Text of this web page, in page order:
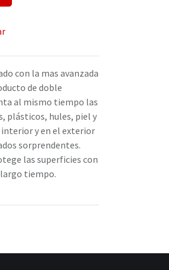
con la mas avanzada
de doble
al mismo tiempo las
plásticos, hules, piel y
interior y en el exterior
sorprendentes.
las superficies con
tiempo.